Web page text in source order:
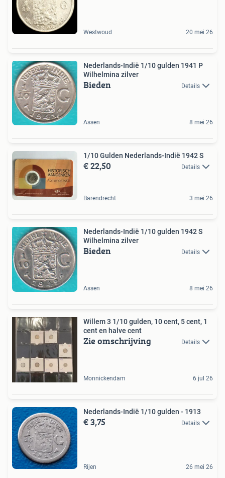
Westwoud 20 mei 26
Nederlands-Indië 1/10 gulden 1941 P
Wilhelmina zilver
Bieden Details
Assen 8 mei 26
1/10 Gulden Nederlands-Indië 1942 S
€ 22,50 Details
Barendrecht 3 mei 26
Nederlands-Indië 1/10 gulden 1942 S
Wilhelmina zilver
Bieden Details
Assen 8 mei 26
Willem 3 1/10 gulden, 10 cent, 5 cent, 1
cent en halve cent
Zie omschrijving Details
Monnickendam 6 jul 26
Nederlands-Indië 1/10 gulden - 1913
€ 3,75 Details
Rijen 26 mei 26